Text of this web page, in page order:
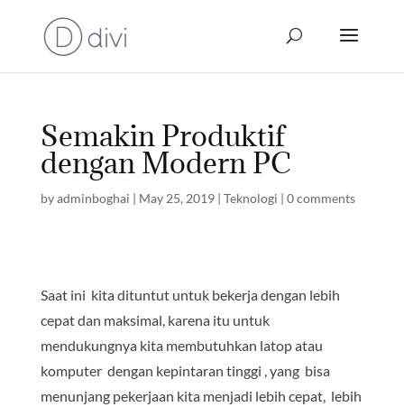
Semakin Produktif
dengan Modern PC
byadminboghai | May 25, 2019| Teknologi | 0 comments
Saat ini kita dituntut untuk bekerja dengan lebih
cepat dan maksimal, karena itu untuk
mendukungnya kita membutuhkan latop atau
komputer dengan kepintaran tinggi , yang bisa
menunjang pekerjaan kita menjadi lebih cepat, lebih